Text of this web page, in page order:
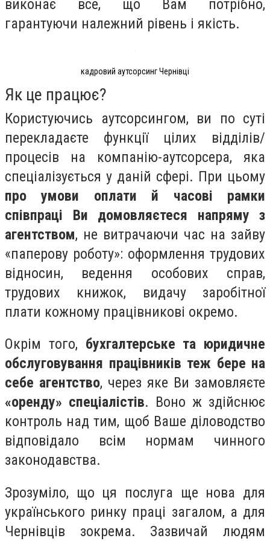
виконає все, що Вам потрібно,
гарантуючи належний рівень і якість.
кадровий аутсорсинг Чернівці
Як це працює?
Користуючись аутсорсингом, ви по суті
перекладаєте функції цілих відділів/
процесів на компанію-аутсорсера, яка
спеціалізується у даній сфері. При цьому
про умови оплати й часові рамки
співпраці Ви домовляєтеся напряму з
агентством, не витрачаючи час на зайву
«паперову роботу»: оформлення трудових
відносин, ведення особових справ,
трудових книжок, видачу заробітної
плати кожному працівникові окремо.
Окрім того, бухгалтерське та юридичне
обслуговування працівників теж бере на
себе агентство, через яке Ви замовляєте
«оренду» спеціалістів. Воно ж здійснює
контроль над тим, щоб Ваше діловодство
відповідало всім нормам чинного
законодавства.
Зрозуміло, що ця послуга ще нова для
українського ринку праці загалом, а для
Чернівців зокрема. Зазвичай людям